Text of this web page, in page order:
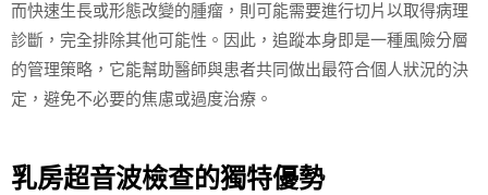
而快速生長或形態改變的腫瘤，則可能需要進行切片以取得病理
診斷，完全排除其他可能性。因此，追蹤本身即是一種風險分層
的管理策略，它能幫助醫師與患者共同做出最符合個人狀況的決
定，避免不必要的焦慮或過度治療。
乳房超音波檢查的獨特優勢